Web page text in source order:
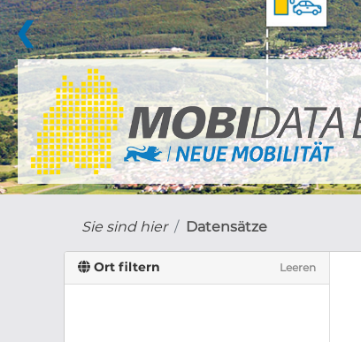
❮
Sie sind hier Datensätze
Ort filtern Leeren